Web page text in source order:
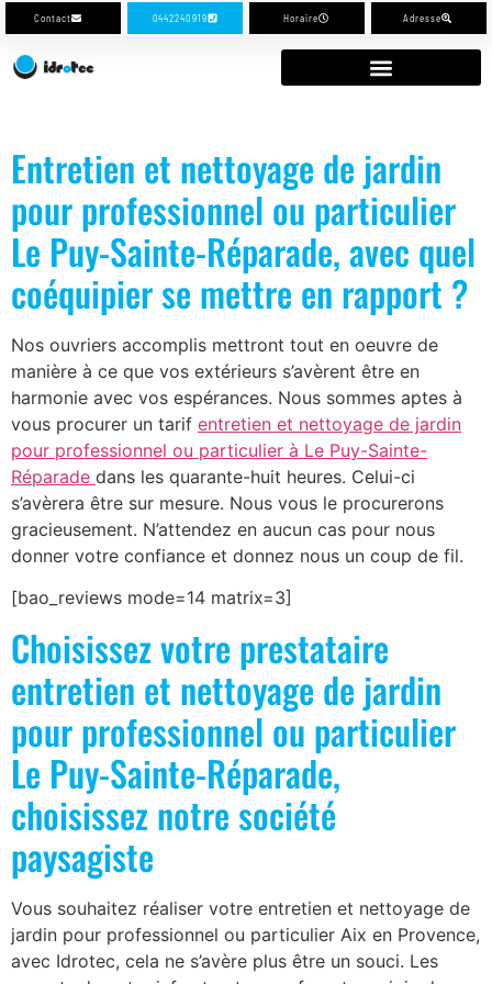
Contact 0442240919 Horaire Adresse
Entretien et nettoyage de jardin
pour professionnel ou particulier
Le Puy-Sainte-Réparade, avec quel
coéquipier se mettre en rapport ?
Nos ouvriers accomplis mettront tout en oeuvre de
manière à ce que vos extérieurs s’avèrent être en
harmonie avec vos espérances. Nous sommes aptes à
vous procurer un tarif entretien et nettoyage de jardin
pour professionnel ou particulier à Le Puy-Sainte-
Réparade dans les quarante-huit heures. Celui-ci
s’avèrera être sur mesure. Nous vous le procurerons
gracieusement. N’attendez en aucun cas pour nous
donner votre confiance et donnez nous un coup de fil.
[bao_reviews mode=14 matrix=3]
Choisissez votre prestataire
entretien et nettoyage de jardin
pour professionnel ou particulier
Le Puy-Sainte-Réparade,
choisissez notre société
paysagiste
Vous souhaitez réaliser votre entretien et nettoyage de
jardin pour professionnel ou particulier Aix en Provence,
avec Idrotec, cela ne s’avère plus être un souci. Les